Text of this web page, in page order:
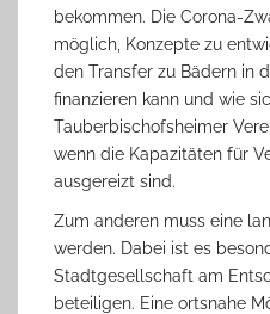
bekommen. Die Corona-
möglich, Konzepte zu
den Transfer zu Bädern in
finanzieren kann und wie
Tauberbischofsheimer
wenn die Kapazitäten für
ausgereizt sind.
Zum anderen muss eine
werden. Dabei ist es
Stadtgesellschaft am
beteiligen. Eine ortsnahe